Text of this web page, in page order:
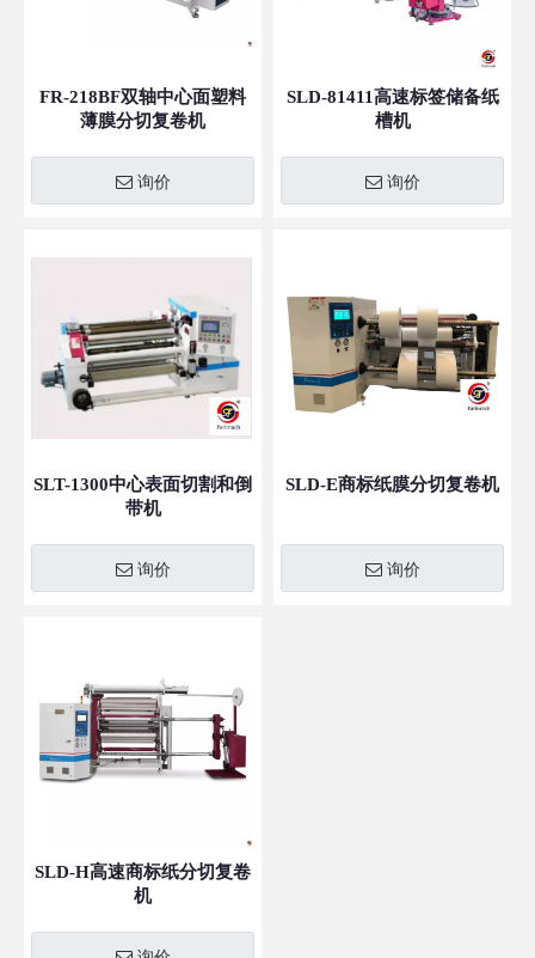
FR-218BF双轴中心面塑料
薄膜分切复卷机
询价
SLD-81411高速标签储备纸
槽机
询价
SLT-1300中心表面切割和倒
带机
询价
SLD-E商标纸膜分切复卷机
询价
SLD-H高速商标纸分切复卷
机